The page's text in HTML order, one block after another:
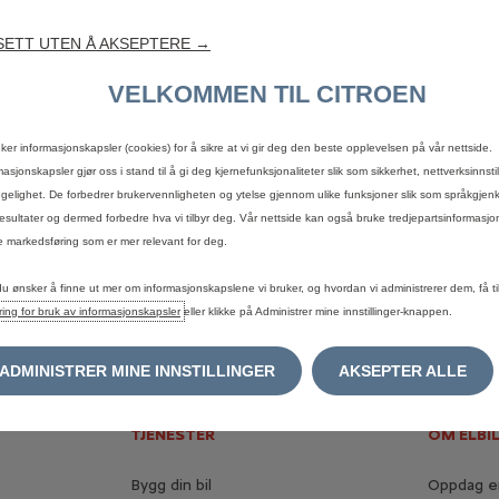
Bilder er til illustrasjon, og pris og
som hjelper deg videre og gir deg et
TJENESTER
Bygg din bil
OM
Oppdag
UTEN Å AKSEPTERE →
VELKOMMEN TIL CITROEN
informasjonskapsler (cookies) for å sikre at vi gir deg den beste opplevelsen på vår nettside.
gjør oss i stand til å gi deg kjernefunksjonaliteter slik som sikkerhet,
De forbedrer brukervennligheten og ytelse gjennom ulike funksjoner slik som
og dermed forbedre hva vi tilbyr deg. Vår nettside kan også bruke
markedsføring som er mer relevant for deg.
ønsker å finne ut mer om informasjonskapslene vi bruker, og hvordan vi administrerer dem, få
for bruk av informasjonskapslereller klikke på Administrer mine innstillinger-knappen.
ADMINISTRER MINE INNSTILLINGER AKSEPTER ALLE